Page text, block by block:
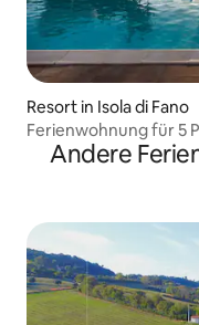
Resort in Isola di Fano
Ferienwohnung für 5
Andere